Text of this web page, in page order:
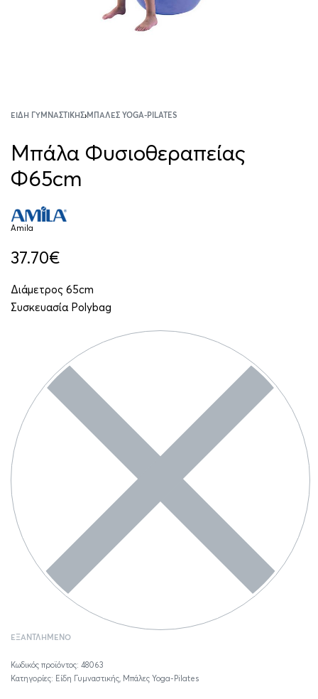
ΕΊΔΗ ΓΥΜΝΑΣΤΙΚΉΣ›ΜΠΆΛΕΣ YOGA-PILATES
Μπάλα Φυσιοθεραπείας
Φ65cm
Amila
37.70€
Διάμετρος 65cm
Συσκευασία Polybag
ΕΞΑΝΤΛΗΜΈΝΟ
48063
Κατηγορίες: Είδη Γυμναστικής, Μπάλες Yoga-Pilates